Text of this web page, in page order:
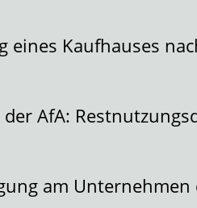
eines Kaufhauses
der AfA:
am